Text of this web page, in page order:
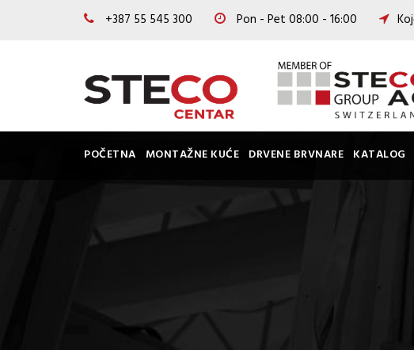
+387 55 545 300 Pon - Pet 08:00 - 16:00
POČETNA MONTAŽNE KUĆE DRVENE BRVNARE KATALOG